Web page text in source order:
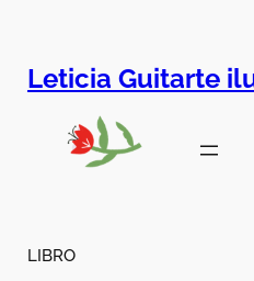
Leticia Guitarte
LIBRO